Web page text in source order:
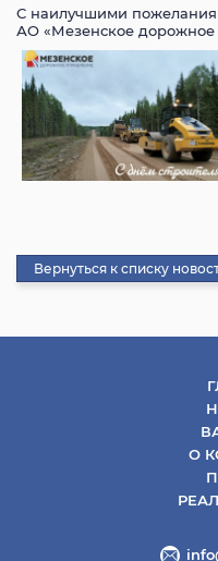
С наилучшими
АО «Мезенское дорожное
Вернуться к списку
О